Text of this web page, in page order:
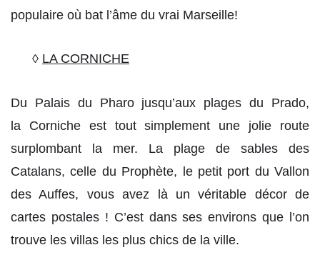
populaire où bat l’âme du vrai Marseille!
◊ LA CORNICHE
Du Palais du Pharo jusqu’aux plages du Prado,
la Corniche
est tout simplement une jolie route
surplombant la mer. La plage de sables des
Catalans, celle du Prophète, le petit port du Vallon
des Auffes, vous avez là un véritable décor de
cartes postales ! C’est dans ses environs que l’on
trouve les villas les plus chics de la ville.